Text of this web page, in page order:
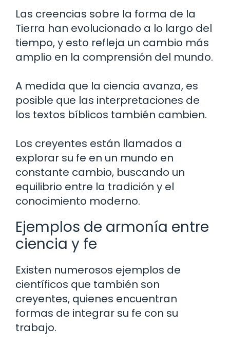
Las creencias sobre la forma de la
Tierra han evolucionado a lo largo del
tiempo, y esto refleja un cambio más
amplio en la comprensión del mundo.
A medida que la ciencia avanza, es
posible que las interpretaciones de
los textos bíblicos también cambien.
Los creyentes están llamados a
explorar su fe en un mundo en
constante cambio, buscando un
equilibrio entre la tradición y el
conocimiento moderno.
Ejemplos de armonía entre
ciencia y fe
Existen numerosos ejemplos de
científicos que también son
creyentes, quienes encuentran
formas de integrar su fe con su
trabajo.